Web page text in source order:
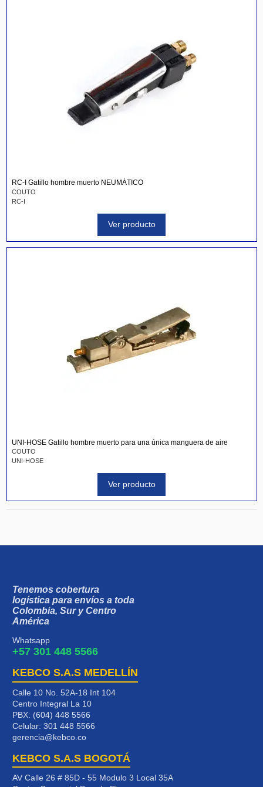
RC-I Gatillo hombre muerto NEUMÁTICO
COUTO
RC-I
Ver producto
UNI-HOSE Gatillo hombre muerto para una única manguera de aire
COUTO
UNI-HOSE
Ver producto
Tenemos cobertura
logística para envíos a toda
Colombia, Sur y Centro
América
Whatsapp
+57 301 448 5566
KEBCO S.A.S MEDELLÍN
Calle 10 No. 52A-18 Int 104
Centro Integral La 10
PBX: (604) 448 5566
Celular: 301 448 5566
gerencia@kebco.co
KEBCO S.A.S BOGOTÁ
AV Calle 26 # 85D - 55 Modulo 3 Local 35A